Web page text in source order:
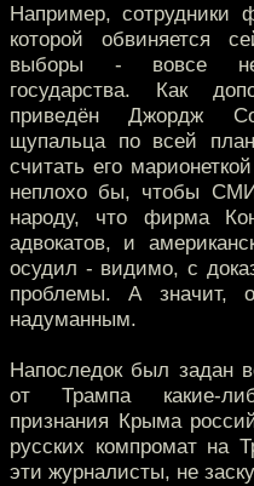
Например, сотрудники
которой обвиняется
выборы - вовсе не
государства. Как
приведён Джордж
щупальца по всей
считать его
неплохо бы, чтобы СМИ
народу, что фирма
адвокатов, и
осудил - видимо, с
проблемы. А значит,
надуманным.
Напоследок был задан
от Трампа какие-
признания Крыма
русских компромат на
эти журналисты, не